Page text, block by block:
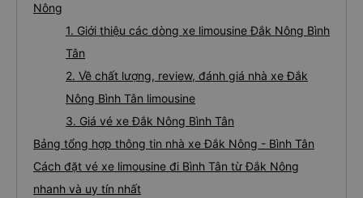
Nông
1. Giới thiệu các dòng xe limousine Đắk Nông Bình
Tân
2. Về chất lượng, review, đánh giá nhà xe Đắk
Nông Bình Tân limousine
3. Giá vé xe Đắk Nông Bình Tân
Bảng tổng hợp thông tin nhà xe Đắk Nông - Bình Tân
Cách đặt vé xe limousine đi Bình Tân từ Đắk Nông
nhanh và uy tín nhất